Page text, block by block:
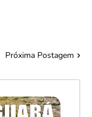
Próxima Postagem